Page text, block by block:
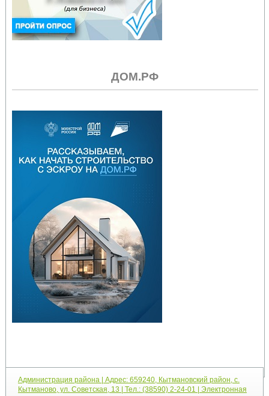
ДОМ.РФ
Администрация района | Адрес: 659240, Кытмановский район, с.
Кытманово, ул. Советская, 13 | Тел.: (38590) 2-24-01 | Электронная